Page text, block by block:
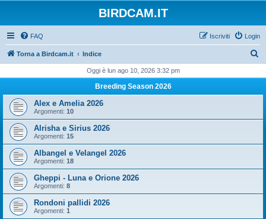
BIRDCAM.IT
FAQ Login
Iscriviti
Torna a Birdcam.it Indice
c
Oggi è lun ago 10, 2026 3:32 pm
Breeding Season 2026
Alex e Amelia 2026
Argomenti: 10
Alrisha e Sirius 2026
Argomenti: 15
Albangel e Velangel 2026
Argomenti: 18
Gheppi - Luna e Orione 2026
Argomenti: 8
Rondoni pallidi 2026
Argomenti: 1